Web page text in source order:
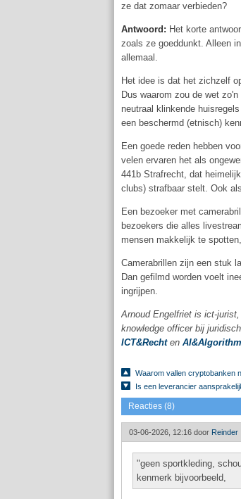
ze dat zomaar verbieden?
Antwoord: Het korte
zoals ze goeddunkt. Alleen
allemaal.
Het idee is dat het zichzelf
Dus waarom zou de wet
neutraal klinkende
een beschermd (etnisch)
Een goede reden hebben
velen ervaren het als
441b Strafrecht, dat
clubs) strafbaar stelt. Ook
Een bezoeker met
bezoekers die alles
mensen makkelijk te
Camerabrillen zijn een stuk
Dan gefilmd worden voelt
ingrijpen.
Arnoud Engelfriet is ict-
knowledge officer bij
ICT&Rechten
Waarom vallen cryptobanken
Is een leverancier
Reacties (8)
03-06-2026, 12:16 door Reinder
"geen sportkleding,
kenmerk bijvoorbeeld,